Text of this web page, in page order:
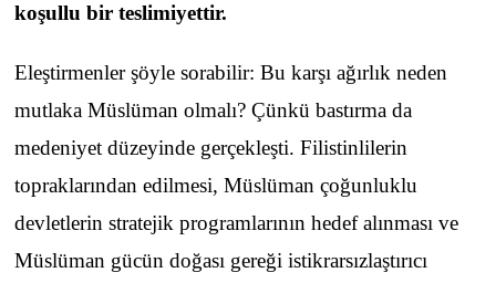
koşullu bir teslimiyettir.
Eleştirmenler şöyle sorabilir: Bu karşı ağırlık neden
mutlaka Müslüman olmalı? Çünkü bastırma da
medeniyet düzeyinde gerçekleşti. Filistinlilerin
topraklarından edilmesi, Müslüman çoğunluklu
devletlerin stratejik programlarının hedef alınması ve
Müslüman gücün doğası gereği istikrarsızlaştırıcı